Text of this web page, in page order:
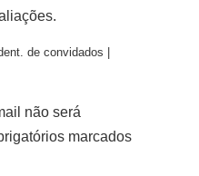
de convidados |
não será
marcados